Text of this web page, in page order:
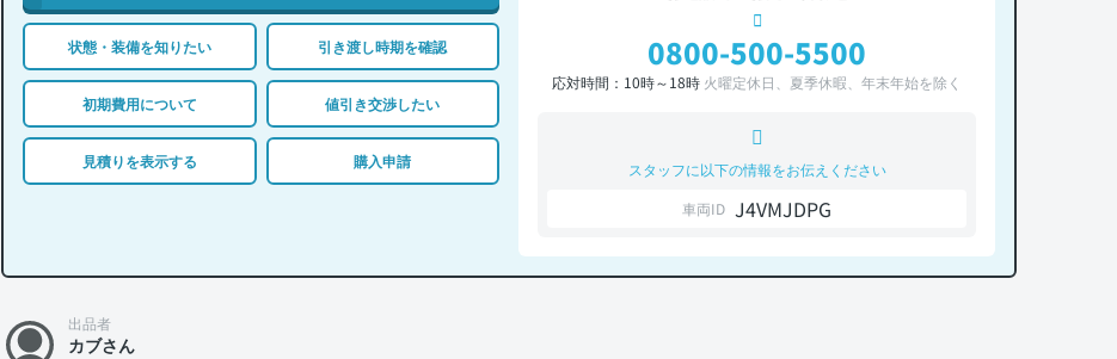
状態・装備を知りたい 引き渡し時期を確認
初期費用について 値引き交渉したい
見積りを表示する 購入申請
0800-500-5500
応対時間：10時～18時 火曜定休日、夏季休暇、年末年始を除く
スタッフに以下の情報をお伝えください
車両ID J4VMJDPG
出品者
カブさん